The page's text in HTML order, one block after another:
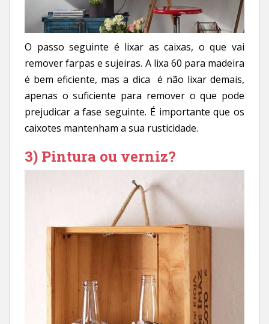
O passo seguinte é lixar as caixas, o que vai
remover farpas e sujeiras. A lixa 60 para madeira
é bem eficiente, mas a dica é não lixar demais,
apenas o suficiente para remover o que pode
prejudicar a fase seguinte. É importante que os
caixotes mantenham a sua rusticidade.
3) Pintura ou verniz?